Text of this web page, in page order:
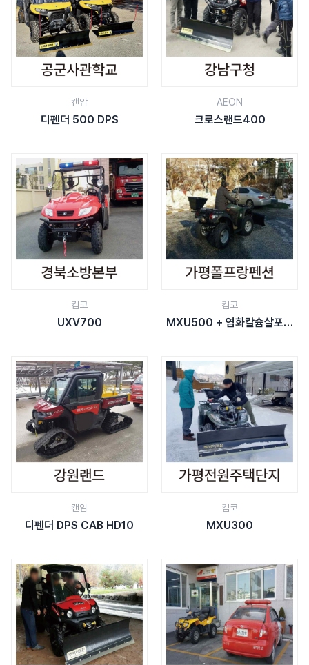
캔암
디펜더 500 DPS
AEON
크로스랜드400
킴코
UXV700
킴코
MXU500 + 염화칼슘살포기
캔암
디펜더 DPS CAB HD10
킴코
MXU300